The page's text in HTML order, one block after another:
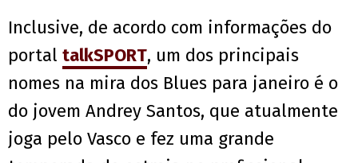
Inclusive, de acordo com informações do
portal talkSPORT, um dos principais
nomes na mira dos Blues para janeiro é o
do jovem Andrey Santos, que atualmente
joga pelo Vasco e fez uma grande